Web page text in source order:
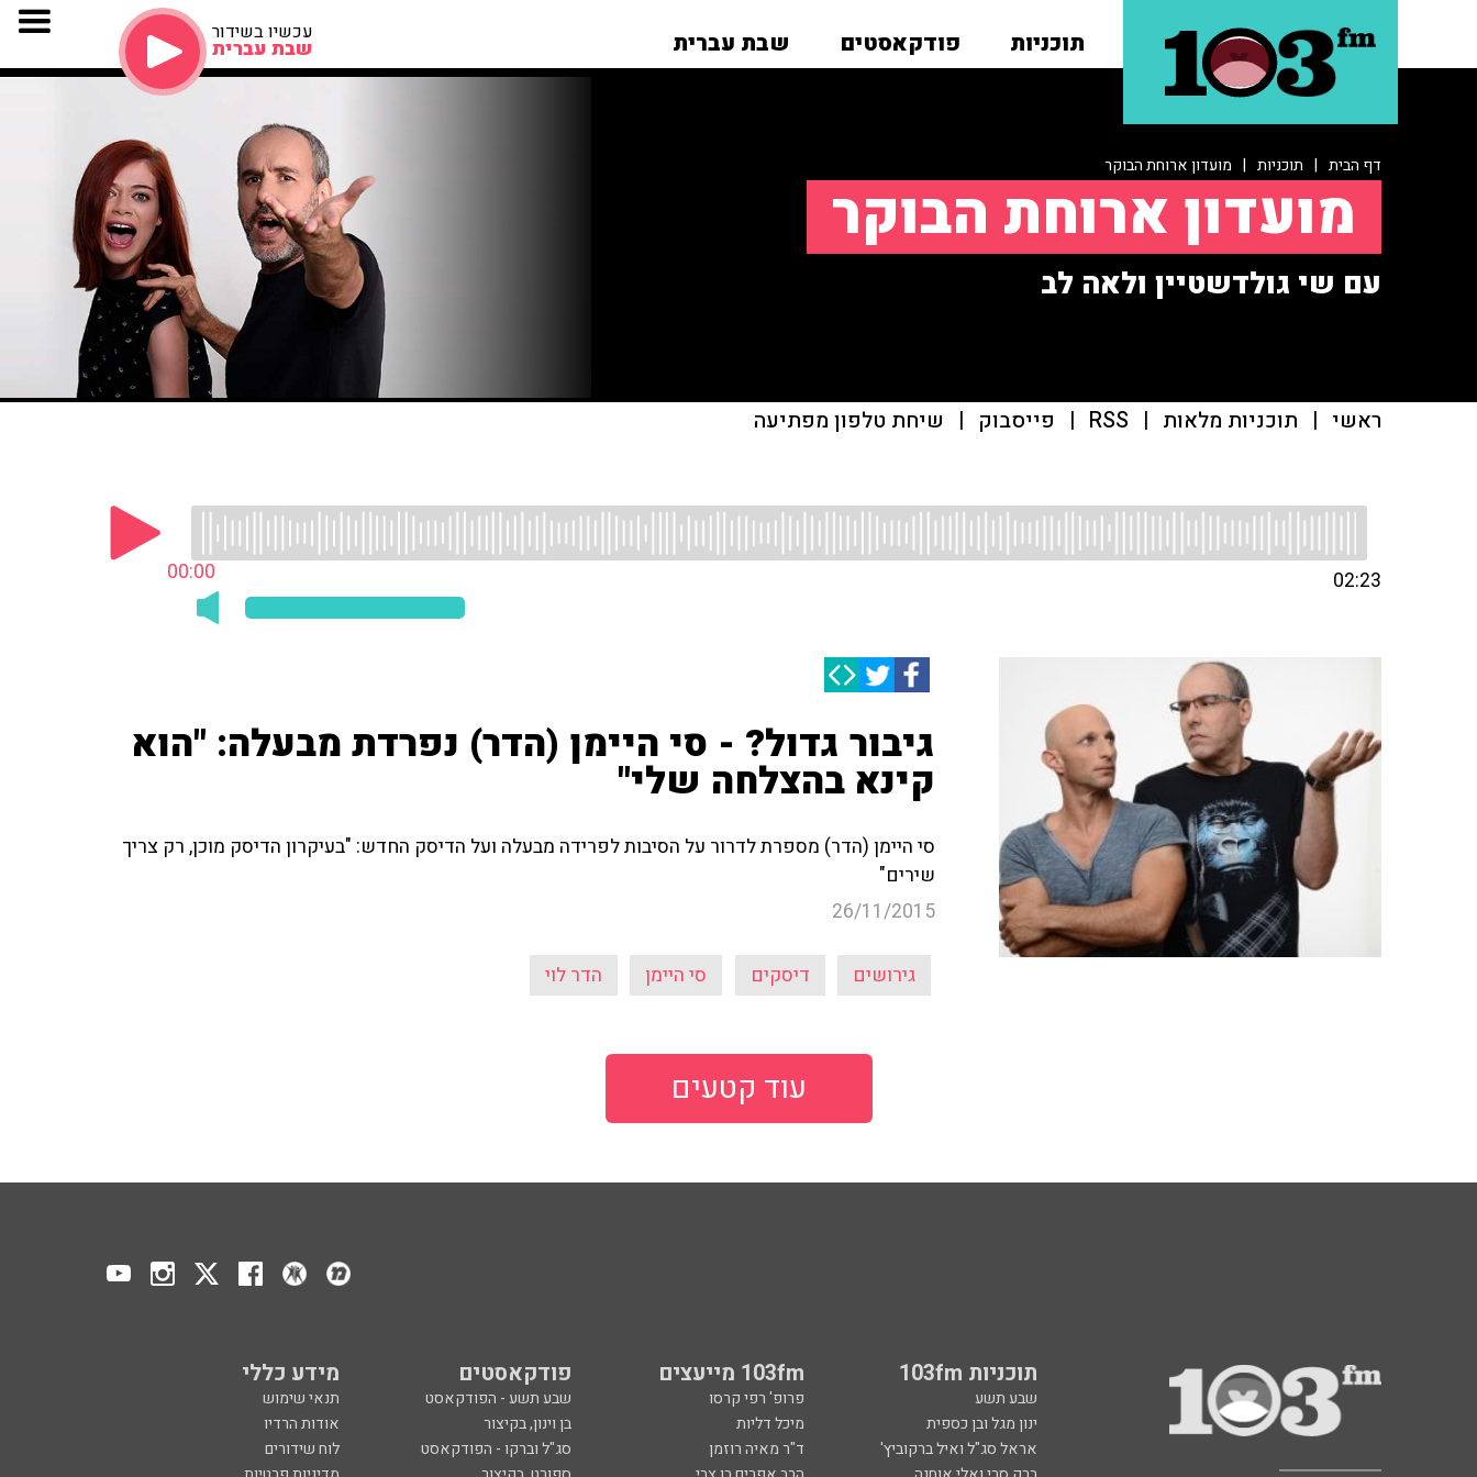
תוכניות פודקאסטים שבת עברית עכשיו בשידור
שבת עברית
דף הבית | תוכניות | מועדון ארוחת הבוקר
מועדון ארוחת הבוקר
עם שי גולדשטיין ולאה לב
ראשי | תוכניות מלאות |
RSS
| פייסבוק | שיחת טלפון מפתיעה
00:00 02:23
גיבור גדול? - סי היימן (הדר) נפרדת מבעלה: "הוא
קינא בהצלחה שלי"
סי היימן (הדר) מספרת לדרור על הסיבות לפרידה מבעלה ועל הדיסק החדש: "בעיקרון הדיסק מוכן, רק צריך
שירים"
26/11/2015
גירושים דיסקים סי היימן הדר לוי
עוד קטעים
תוכניות 103fm 103fm מייעצים פודקאסטים מידע כללי
שבע תשע פרופ' רפי קרסו שבע תשע - הפודקאסט
תנאי שימוש
ינון מגל ובן כספית
מיכל דליות בן וינון, בקיצור
אודות הרדיו
אראל סג"ל ואיל ברקוביץ'
ד"ר מאיה רוזמן סג"ל וברקו - הפודקאסט
לוח שידורים